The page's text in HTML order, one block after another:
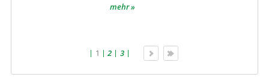
mehr
1 2 3